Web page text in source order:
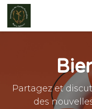
Se rendre au contenu
Partagez et
des